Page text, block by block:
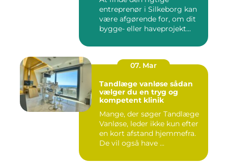
entreprenør i Silkeborg kan
være afgørende for, om dit
bygge- eller haveprojekt...
07. Mar
Tandlæge vanløse sådan
vælger du en tryg og
kompetent klinik
Mange, der søger Tandlæge
Vanløse, leder ikke kun efter
en kort afstand hjemmefra.
De vil også have ...